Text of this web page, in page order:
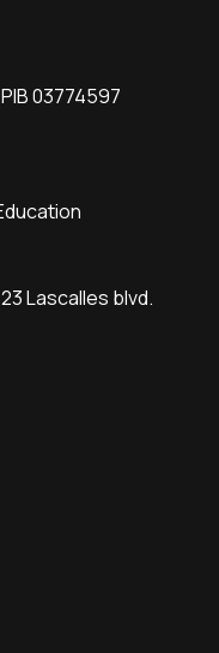
03774597
Lascalles blvd.